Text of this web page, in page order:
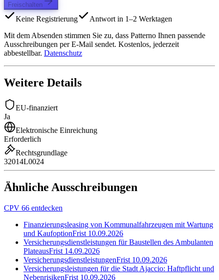
Freischalten
Keine Registrierung
Antwort in 1–2 Werktagen
Mit dem Absenden stimmen Sie zu, dass Patterno Ihnen passende
Ausschreibungen per E-Mail sendet. Kostenlos, jederzeit
abbestellbar. Datenschutz
Weitere Details
EU-finanziert
Ja
Elektronische Einreichung
Erforderlich
Rechtsgrundlage
32014L0024
Ähnliche Ausschreibungen
CPV 66 entdecken
Finanzierungsleasing von Kommunalfahrzeugen mit Wartung
und KaufoptionFrist 10.09.2026
Versicherungsdienstleistungen für Baustellen des Ambulanten
PlateausFrist 14.09.2026
VersicherungsdienstleistungenFrist 10.09.2026
Versicherungsleistungen für die Stadt Ajaccio: Haftpflicht und
NebenrisikenFrist 10.09.2026